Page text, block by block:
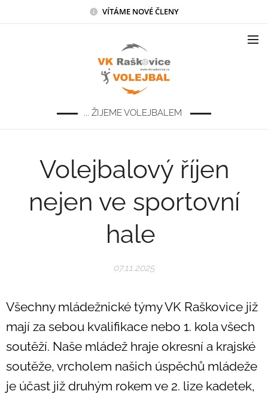
VÍTÁME NOVÉ ČLENY
... ŽIJEME VOLEJBALEM
Volejbalový říjen
nejen ve sportovní
hale
07.11.2025
Všechny mládežnické týmy VK Raškovice již
mají za sebou kvalifikace nebo 1. kola všech
soutěží. Naše mládež hraje okresní a krajské
soutěže, vrcholem našich úspěchů mládeže
je účast již druhým rokem ve 2. lize kadetek,